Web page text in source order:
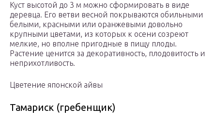
Куст высотой до 3 м можно сформировать в виде
деревца. Его ветви весной покрываются обильными
белыми, красными или оранжевыми довольно
крупными цветами, из которых к осени созреют
мелкие, но вполне пригодные в пищу плоды.
Растение ценится за декоративность, плодовитость и
неприхотливость.
Цветение японской айвы
Тамариск (гребенщик)